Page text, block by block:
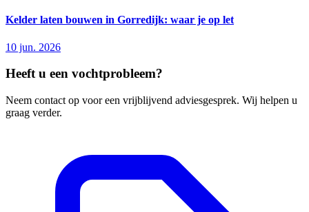
Kelder laten bouwen in Gorredijk: waar je op let
10 jun. 2026
Heeft u een vochtprobleem?
Neem contact op voor een vrijblijvend adviesgesprek. Wij helpen u
graag verder.